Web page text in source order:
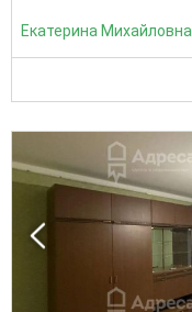
Екатерина Михайловна